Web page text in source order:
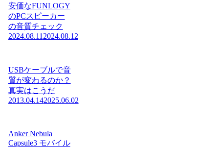
安価なFUNLOGY
のPCスピーカー
の音質チェック
2024.08.11 2024.08.12
USBケーブルで音
質が変わるのか？
真実はこうだ
2013.04.142025.06.02
Anker Nebula
Capsule3 モバイル